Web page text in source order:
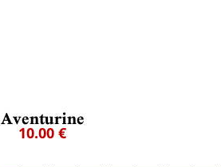
Aventurine
10.00 €